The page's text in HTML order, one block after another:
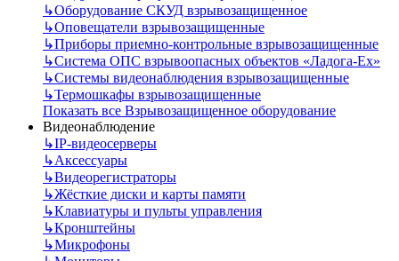
↳Оборудование СКУД взрывозащищенное
↳Оповещатели взрывозащищенные
↳Приборы приемно-контрольные взрывозащищенные
↳Система ОПС взрывоопасных объектов «Ладога-Ex»
↳Системы видеонаблюдения взрывозащищенные
↳Термошкафы взрывозащищенные
Показать все Взрывозащищенное оборудование
Видеонаблюдение
↳IP-видеосерверы
↳Аксессуары
↳Видеорегистраторы
↳Жёсткие диски и карты памяти
↳Клавиатуры и пульты управления
↳Кронштейны
↳Микрофоны